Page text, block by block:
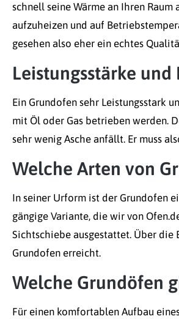
schnell seine Wärme an Ihren
aufzuheizen und auf
gesehen also eher ein echtes
Leistungsstärke und
Ein Grundofen sehr Leistungsstark
mit Öl oder Gas betrieben werden.
sehr wenig Asche anfällt. Er muss
Welche Arten von
In seiner Urform ist der Grundofen
gängige Variante, die wir von
Sichtschiebe ausgestattet. Über die
Grundofen erreicht.
Welche Grundöfen
Für einen komfortablen Aufbau